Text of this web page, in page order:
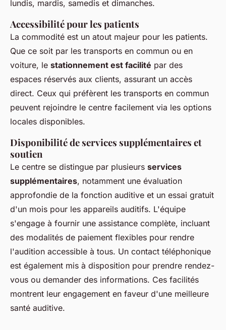
lundis, mardis, samedis et dimanches.
Accessibilité pour les patients
La commodité est un atout majeur pour les patients.
Que ce soit par les transports en commun ou en
voiture, le stationnement est facilité par des
espaces réservés aux clients, assurant un accès
direct. Ceux qui préfèrent les transports en commun
peuvent rejoindre le centre facilement via les options
locales disponibles.
Disponibilité de services supplémentaires et
soutien
Le centre se distingue par plusieurs services
supplémentaires, notamment une évaluation
approfondie de la fonction auditive et un essai gratuit
d'un mois pour les appareils auditifs. L'équipe
s'engage à fournir une assistance complète, incluant
des modalités de paiement flexibles pour rendre
l'audition accessible à tous. Un contact téléphonique
est également mis à disposition pour prendre rendez-
vous ou demander des informations. Ces facilités
montrent leur engagement en faveur d'une meilleure
santé auditive.